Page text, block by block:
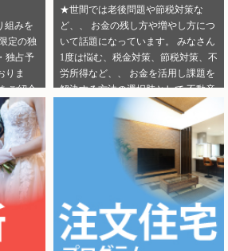
組みを
定の独
独占予
りま
ご紹介
りま
職エー
） ・転
・転職
生理管
不動産
不動産
ドセル
いた
お申込
★世間では老後問題や節税対策な
ど、、 お金の残し方や増やし方につ
いて話題になっています。 みなさん
1度は悩む、税金対策、節税対策、不
労所得など、、 お金を活用し課題を
解決する方法の選択肢として 不動産
投資を選択する人が増えてきていま
す。 サラリーマンからでも始められ
る不動産投資は税金対策として注目
を浴びています。 弊社では独占案件
や好条件でのご案内が可能になりま
す！ 資料請求からオンライン面談な
ど複数相談方法があり訴求がしやす
いカテゴリにもなります。 ぜひご掲
載のご検討をよろしくお願いしま
す！ ★ 新規でご登録いただくアフィ